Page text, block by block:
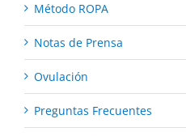
Método ROPA
Notas de Prensa
Ovulación
Preguntas Frecuentes